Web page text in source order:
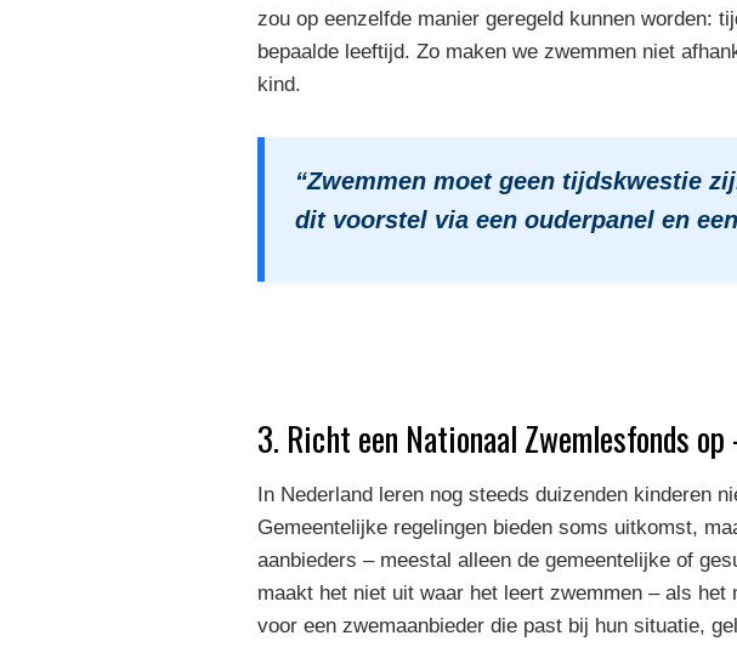
zou op eenzelfde manier geregeld kunnen worden:
bepaalde leeftijd. Zo maken we zwemmen niet
kind.
“Zwemmen moet geen tijdskwestie
dit voorstel via een ouderpanel en
3. Richt een Nationaal Zwemlesfonds
In Nederland leren nog steeds duizenden kinderen
Gemeentelijke regelingen bieden soms uitkomst,
aanbieders – meestal alleen de gemeentelijke of
maakt het niet uit waar het leert zwemmen – als
voor een zwemaanbieder die past bij hun situatie,